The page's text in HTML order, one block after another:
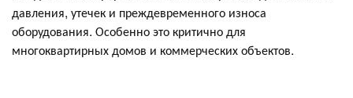
давления, утечек и преждевременного износа
оборудования. Особенно это критично для
многоквартирных домов и коммерческих объектов.